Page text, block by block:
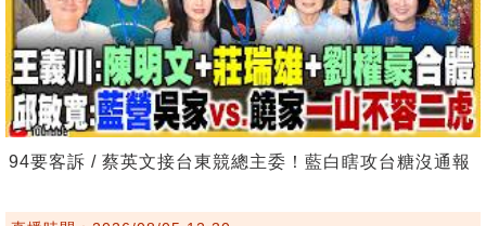
94要客訴 / 蔡英文接台東競總主委！藍白瞎攻台糖沒通報